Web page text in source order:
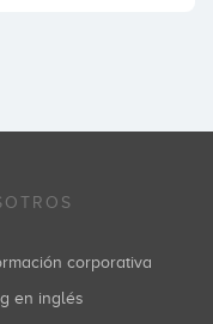
corporativa
en inglés